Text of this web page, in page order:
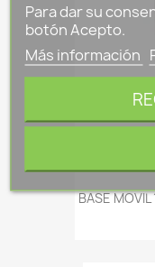
BASE MOVIL
Para dar su
botón Acepto.
Más información